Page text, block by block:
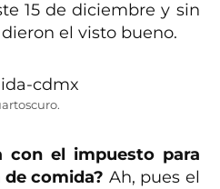
15 de diciembre y sin
el visto bueno.
con el impuesto para
comida? Ah, pues el